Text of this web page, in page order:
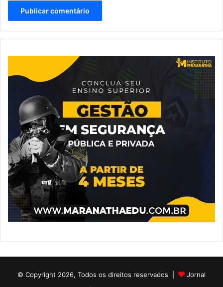
© Copyright 2026, Todos os direitos reservados |
Jornal